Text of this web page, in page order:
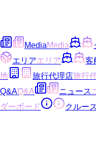
MediaMedia
エリアエリア 客
地
旅行代理店旅行
Q&AQ&A ニュース
ダーボード
クルー